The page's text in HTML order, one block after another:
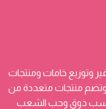
وتوزيع خامات ومنتجات
الحلواني والكافيهات من عام ٢٠١٠ م وتضم منتجات متعددة من
تناسب ذوق وحب الشعب